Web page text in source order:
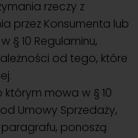
rzeczy z
przez Konsumenta lub
§ 10 Regulaminu,
od tego, które
mowa w § 10
Umowy Sprzedaży,
paragrafu, ponoszą